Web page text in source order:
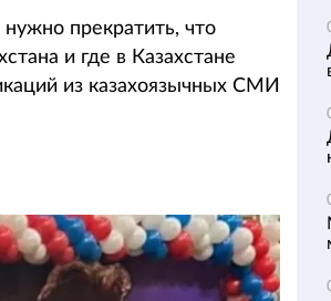
прекратить, что
и где в Казахстане
из казахоязычных СМИ